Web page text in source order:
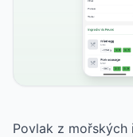
Povlak z